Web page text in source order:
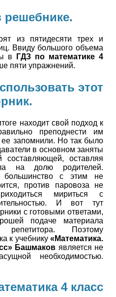
решебнике.
из пятидесяти трех и
Ввиду большого объема
в
ГДЗ по математике 4
пяти упражнений.
этот
находит свой подход к
преподнести им
запомнили. Но так было
в основном заняты
составляющей, оставляя
на долю родителей.
большинство с этим не
против паровоза не
мириться с
И вот тут
с готовыми ответами,
подаче материала
Поэтому
к учебнику «Математика.
Башмаков является не
необходимостью.
4 класс